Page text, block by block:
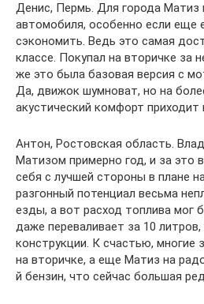
Денис, Пермь. Для города Матиз
автомобиля, особенно если еще
сэкономить. Ведь это самая
классе. Покупал на вторичке за
же это была базовая версия с
Да, движок шумноват, но на
акустический комфорт приходит
Антон, Ростовская область.
Матизом примерно год, и за это
себя с лучшей стороны в плане
разгонный потенциал весьма
езды, а вот расход топлива мог
даже переваливает за 10 литров,
конструкции. К счастью, многие
на вторичке, а еще Матиз на
й бензин, что сейчас большая